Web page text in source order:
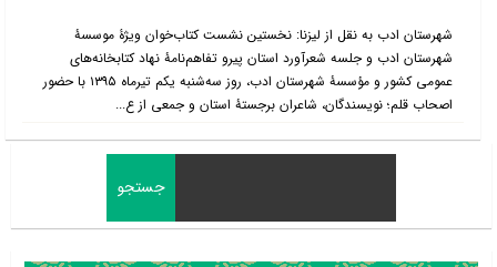
شهرستان ادب به نقل از لیزنا: نخستین نشست کتاب‌خوان ویژۀ موسسۀ
شهرستان ادب و جلسه شعرآورد استان پیرو تفاهم‌نامۀ نهاد کتابخانه‌های
عمومی کشور و مؤسسۀ شهرستان ادب، روز سه‌شنبه یکم تیرماه ۱۳۹۵ با حضور
اصحاب قلم؛ نویسندگان، شاعران برجستۀ استان و جمعی از ع...